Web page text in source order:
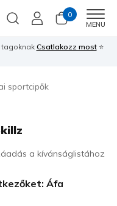
0
MENU
Csatlakozz most⭐
sportcipők
a kívánságlistához
Áfa